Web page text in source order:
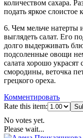
количеством сахара.
подать яркое слоистое
6. Чем мельче натерты
выглядеть салат. Его
долго выдерживать
подсоленные овощи
салата хорошо
смородины, веточка
грецкого ореха.
Комментировать
Rate this item:
No votes yet.
Please wait...